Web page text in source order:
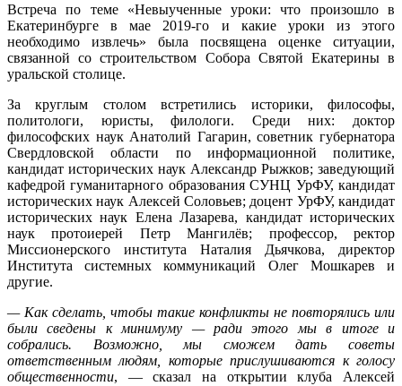
Встреча по теме «Невыученные уроки: что произошло в
Екатеринбурге в мае 2019-го и какие уроки из этого
необходимо извлечь» была посвящена оценке ситуации,
связанной со строительством Собора Святой Екатерины в
уральской столице.
За круглым столом встретились историки, философы,
политологи, юристы, филологи. Среди них: доктор
философских наук Анатолий Гагарин, советник губернатора
Свердловской области по информационной политике,
кандидат исторических наук Александр Рыжков; заведующий
кафедрой гуманитарного образования СУНЦ УрФУ, кандидат
исторических наук Алексей Соловьев; доцент УрФУ, кандидат
исторических наук Елена Лазарева, кандидат исторических
наук протоиерей Петр Мангилёв; профессор, ректор
Миссионерского института Наталия Дьячкова, директор
Института системных коммуникаций Олег Мошкарев и
другие.
— Как сделать, чтобы такие конфликты не повторялись или
были сведены к минимуму — ради этого мы в итоге и
собрались. Возможно, мы сможем дать советы
ответственным людям, которые прислушиваются к голосу
общественности, — сказал на открытии клуба Алексей